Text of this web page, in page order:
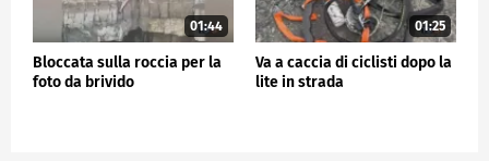
01:44
Bloccata sulla roccia per la
foto da brivido
01:25
Va a caccia di ciclisti dopo la
lite in strada